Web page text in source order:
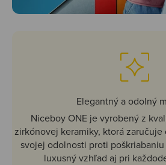
Elegantný a odolný
Niceboy ONE je vyrobený z
zirkónovej keramiky, ktorá
svojej odolnosti proti
luxusný vzhľad aj pri